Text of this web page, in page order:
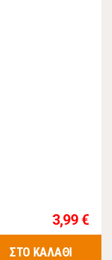
3,99 €
ΣΤΟ ΚΑΛΑΘΙ